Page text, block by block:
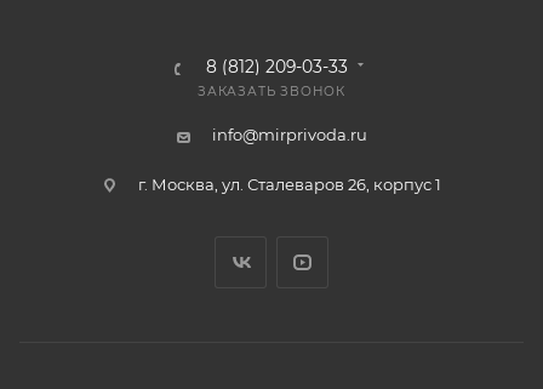
8 (812) 209-03-33
ЗАКАЗАТЬ ЗВОНОК
info@mirprivoda.ru
г. Москва, ул. Сталеваров 26, корпус 1